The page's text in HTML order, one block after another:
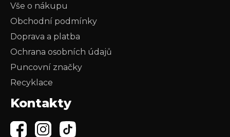
Vše o nákupu
Obchodní podmínky
Doprava a platba
Ochrana osobních údajů
Puncovní značky
Recyklace
Kontakty